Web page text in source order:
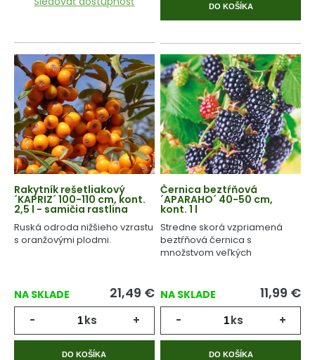
DO KOŠÍKA
Rakytník rešetliakový
´KAPRIZ´ 100-110 cm, kont.
2,5 l - samičia rastlina
Ruská odroda nižšieho vzrastu
s oranžovými plodmi.
NA SKLADE 21,49 €
- ks +
DO KOŠÍKA
Černica beztŕňová
´APARAHO´ 40-50 cm,
kont. 1 l
Stredne skorá vzpriamená
beztŕňová černica s
množstvom veľkých
NA SKLADE 11,99 €
- ks +
DO KOŠÍKA